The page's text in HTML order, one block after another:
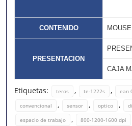
CONTENIDO MOUSE
PRESENTACION
CAJA
Etiquetas: teros , te-1222s , ean
convencional , sensor , optico ,
espacio de trabajo , 800-1200-1600 dpi